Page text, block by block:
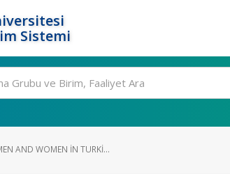
Sistemi
AND WOMEN IN TURKI...